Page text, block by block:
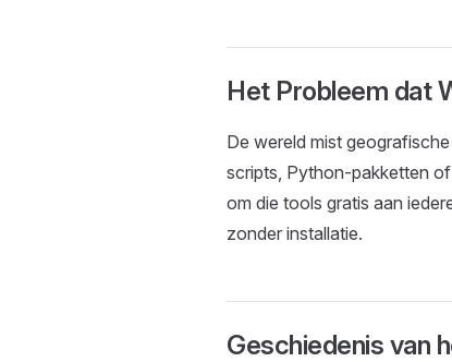
Het Probleem dat
De wereld mist
scripts, Python-pakketten
om die tools gratis aan
zonder installatie.
Geschiedenis van